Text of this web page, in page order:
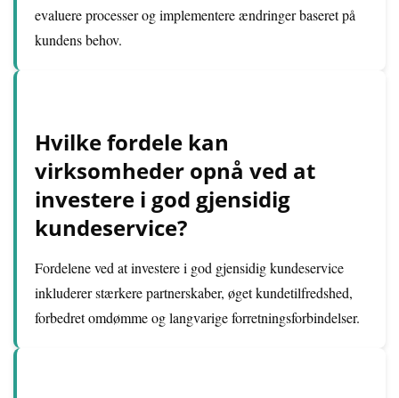
evaluere processer og implementere ændringer baseret på
kundens behov.
Hvilke fordele kan
virksomheder opnå ved at
investere i god gjensidig
kundeservice?
Fordelene ved at investere i god gjensidig kundeservice
inkluderer stærkere partnerskaber, øget kundetilfredshed,
forbedret omdømme og langvarige forretningsforbindelser.